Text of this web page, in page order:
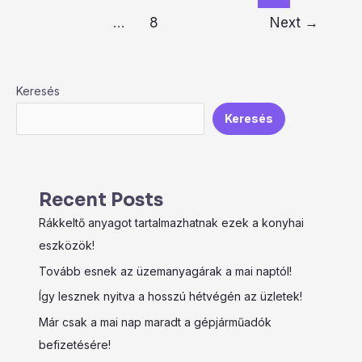
…
8 Next →
Keresés
Keresés
Recent Posts
Rákkeltő anyagot tartalmazhatnak ezek a konyhai
eszközök!
Tovább esnek az üzemanyagárak a mai naptól!
Így lesznek nyitva a hosszú hétvégén az üzletek!
Már csak a mai nap maradt a gépjárműadók
befizetésére!